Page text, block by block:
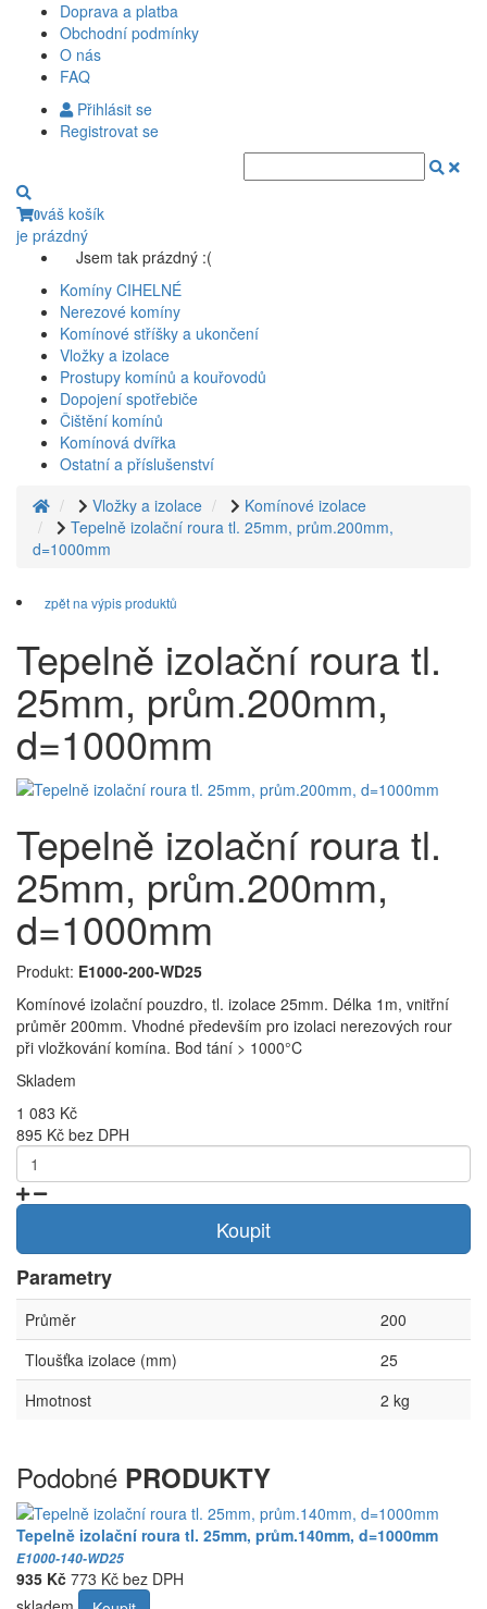
Doprava a platba
Obchodní podmínky
O nás
FAQ
Přihlásit se
Registrovat se
0váš košík
je prázdný
Jsem tak prázdný :(
Komíny CIHELNÉ
Nerezové komíny
Komínové stříšky a ukončení
Vložky a izolace
Prostupy komínů a kouřovodů
Dopojení spotřebiče
Čištění komínů
Komínová dvířka
Ostatní a příslušenství
Vložky a izolace
Komínové izolace
Tepelně izolační roura tl. 25mm, prům.200mm,
d=1000mm
zpět na výpis produktů
Tepelně izolační roura tl.
25mm, prům.200mm,
d=1000mm
Tepelně izolační roura tl.
25mm, prům.200mm,
d=1000mm
Produkt: E1000-200-WD25
Komínové izolační pouzdro, tl. izolace 25mm. Délka 1m, vnitřní
průměr 200mm. Vhodné především pro izolaci nerezových rour
při vložkování komína. Bod tání > 1000°C
Skladem
1 083 Kč
895 Kč bez DPH
Koupit
Parametry
Průměr
200
Tloušťka izolace (mm)
25
Hmotnost
2 kg
Podobné PRODUKTY
Tepelně izolační roura tl. 25mm, prům.140mm, d=1000mm
E1000-140-WD25
935 Kč 773 Kč bez DPH